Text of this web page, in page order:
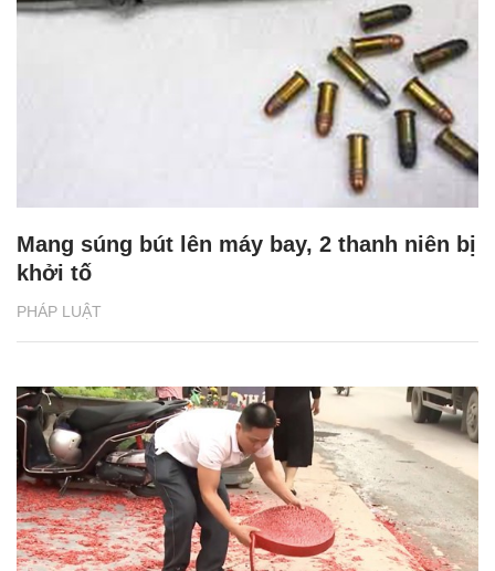
PHÁP LUẬT
Mang súng bút lên máy bay, 2 thanh niên bị
khởi tố